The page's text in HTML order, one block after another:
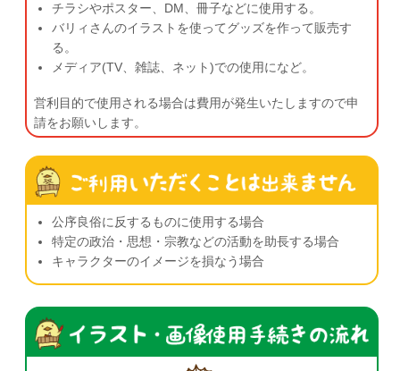
チラシやポスター、DM、冊子などに使用する。
バリィさんのイラストを使ってグッズを作って販売す
る。
メディア(TV、雑誌、ネット)での使用になど。
営利目的で使用される場合は費用が発生いたしますので申
請をお願いします。
公序良俗に反するものに使用する場合
特定の政治・思想・宗教などの活動を助長する場合
キャラクターのイメージを損なう場合